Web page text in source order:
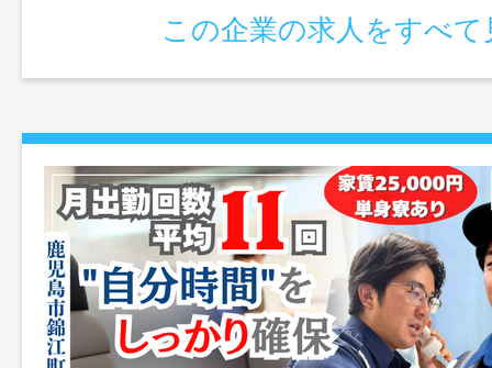
この企業の求人をすべて